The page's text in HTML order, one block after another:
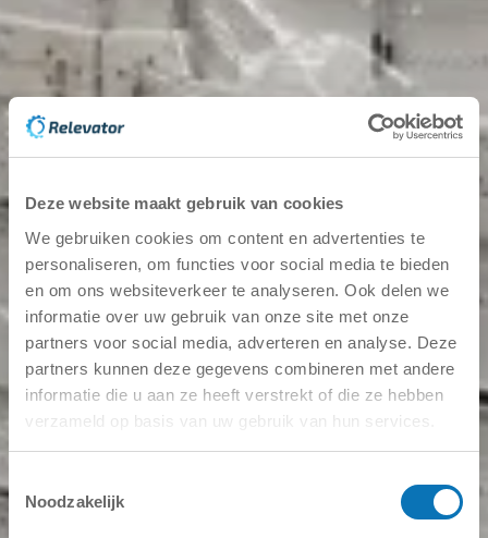
Deze website maakt gebruik van cookies
We gebruiken cookies om content en advertenties te
personaliseren, om functies voor social media te bieden
en om ons websiteverkeer te analyseren. Ook delen we
informatie over uw gebruik van onze site met onze
partners voor social media, adverteren en analyse. Deze
partners kunnen deze gegevens combineren met andere
informatie die u aan ze heeft verstrekt of die ze hebben
verzameld op basis van uw gebruik van hun services.
Noodzakelijk
Karusellivarastot viisi etua
Kiinnostaako teitä, miten yksi tai useampi
karusellivarasto voisi auttaa yritystänne? Paternoste-
laitteiden yleisimmät edut ovat: Jos sinä tai joku
yrityksessäsi on alkanut keskustella investoinnista
Karusellivarastojen purkaminen – huomioitavaa
Yritykset ottavat meihin säännöllisesti yhteyttä ja
haluavat myydä jo purettua laitteistoa, mikä voi olla sekä
erittäin kätevää että hieman pelottavaa. Miksi sitten? No,
karusellivarastot rakenteel
11. lokakuuta 2023 Lue lisää